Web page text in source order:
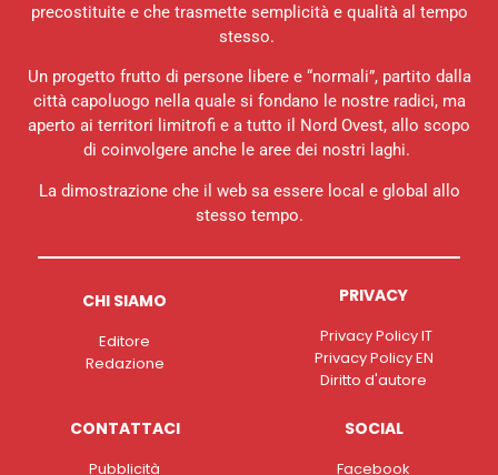
precostituite e che trasmette semplicità e qualità al tempo
stesso.
Un progetto frutto di persone libere e “normali”, partito dalla
città capoluogo nella quale si fondano le nostre radici, ma
aperto ai territori limitrofi e a tutto il Nord Ovest, allo scopo
di coinvolgere anche le aree dei nostri laghi.
La dimostrazione che il web sa essere local e global allo
stesso tempo.
CHI SIAMO
Editore
Redazione
PRIVACY
Privacy Policy IT
Privacy Policy EN
Diritto d'autore
CONTATTACI
Pubblicità
SOCIAL
Facebook